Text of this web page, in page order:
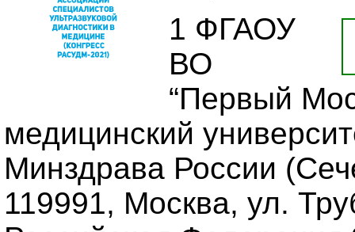
1 ФГАОУ
ВО
“Первый
медицинский
Минздрава России
119991, Москва, ул.